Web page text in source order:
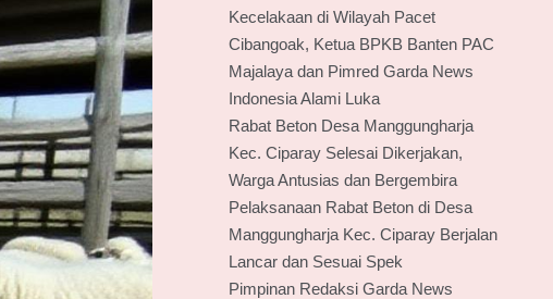
Kecelakaan di Wilayah Pacet
Cibangoak, Ketua BPKB Banten PAC
Majalaya dan Pimred Garda News
Indonesia Alami Luka
Rabat Beton Desa Manggungharja
Kec. Ciparay Selesai Dikerjakan,
Warga Antusias dan Bergembira
Pelaksanaan Rabat Beton di Desa
Manggungharja Kec. Ciparay Berjalan
Lancar dan Sesuai Spek
Pimpinan Redaksi Garda News